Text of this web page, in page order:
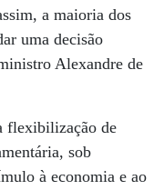
a maioria dos
uma decisão
Alexandre de
flexibilização de
sob
à economia e ao